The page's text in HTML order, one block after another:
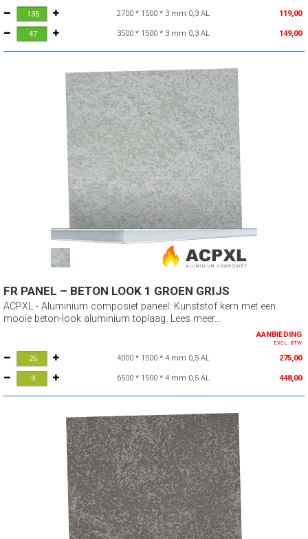
2700 * 1500 * 3 mm 0,3 AL 119,00
3500 * 1500 * 3 mm 0,3 AL 149,00
FR PANEL – BETON LOOK 1 GROEN GRIJS
ACPXL - Aluminium composiet paneel: Kunststof kern met een
mooie beton-look aluminium toplaag. Lees meer...
AANBIEDING
EXCL. BTW
4000 * 1500 * 4 mm 0,5 AL 275,00
6500 * 1500 * 4 mm 0,5 AL 448,00